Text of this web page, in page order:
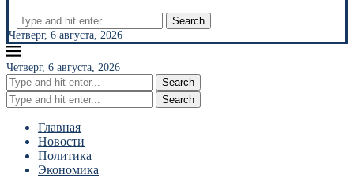
Search
Четверг, 6 августа, 2026
Четверг, 6 августа, 2026
Search
Search
Главная
Новости
Политика
Экономика